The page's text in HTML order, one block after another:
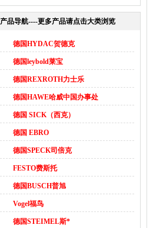
产品导航----更多产品请点击大类浏览
德国HYDAC贺德克
德国leybold莱宝
德国REXROTH力士乐
德国HAWE哈威中国办事处
德国 SICK（西克）
德国 EBRO
德国SPECK司倍克
FESTO费斯托
德国BUSCH普旭
Vogel福鸟
德国STEIMEL斯*